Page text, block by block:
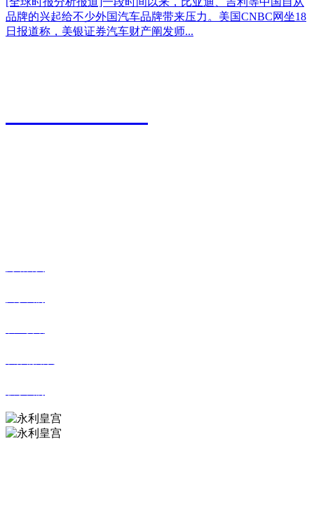
品牌的兴起给不少外国汽车品牌带来压力。美国CNBC网坐18
日报道称，美银证券汽车财产阐发师...